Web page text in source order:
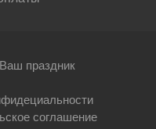
праздник
соглашение